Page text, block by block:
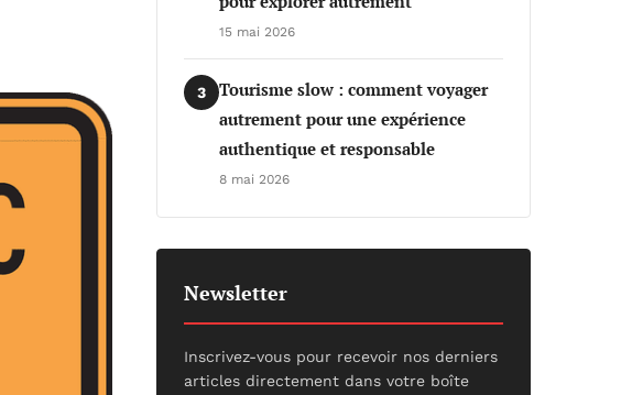
15 mai 2026
3
Tourisme slow : comment voyager
autrement pour une expérience
authentique et responsable
8 mai 2026
Newsletter
Inscrivez-vous pour recevoir nos derniers
articles directement dans votre boîte